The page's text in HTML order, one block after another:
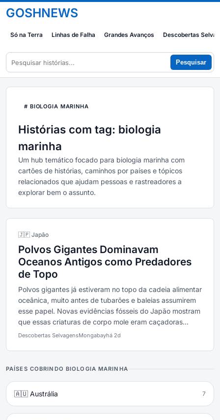
GOSHNEWS
Só na Terra Linhas de Falha Grandes Avanços Descobertas
Pesquisar
# BIOLOGIA MARINHA
Histórias com tag: biologia
marinha
Um hub temático focado para biologia marinha com
cartões de histórias, caminhos por países e tópicos
relacionados que ajudam pessoas e rastreadores a
explorar bem o assunto.
🇯🇵 Japão
Polvos Gigantes Dominavam
Oceanos Antigos como Predadores
de Topo
Polvos gigantes já estiveram no topo da cadeia alimentar
oceânica, muito antes de tubarões e baleias assumirem
esse papel. Novas evidências fósseis do Japão mostram
que essas criaturas de corpo mole eram caçadoras...
Descobertas SelvagensMongabayhá 2d
PAÍSES COBRINDO BIOLOGIA MARINHA
🇦🇺 Austrália 7